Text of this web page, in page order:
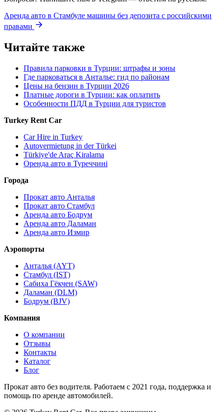
Аренда авто в Стамбуле машины без депозита с российскими
правами
Читайте также
Правила парковки в Турции: штрафы и зоны
Где парковаться в Анталье: гид по районам
Цены на бензин в Турции 2026
Платные дороги в Турции: как оплатить
Особенности ПДД в Турции для туристов
Turkey Rent Car
Car Hire in Turkey
Autovermietung in der Türkei
Türkiye'de Araç Kiralama
Оренда авто в Туреччині
Города
Прокат авто Анталья
Прокат авто Стамбул
Аренда авто Бодрум
Аренда авто Даламан
Аренда авто Измир
Аэропорты
Анталья (AYT)
Стамбул (IST)
Сабиха Гёкчен (SAW)
Даламан (DLM)
Бодрум (BJV)
Компания
О компании
Отзывы
Контакты
Каталог
Блог
Прокат авто без водителя. Работаем с 2021 года, поддержка и
помощь по аренде автомобилей.